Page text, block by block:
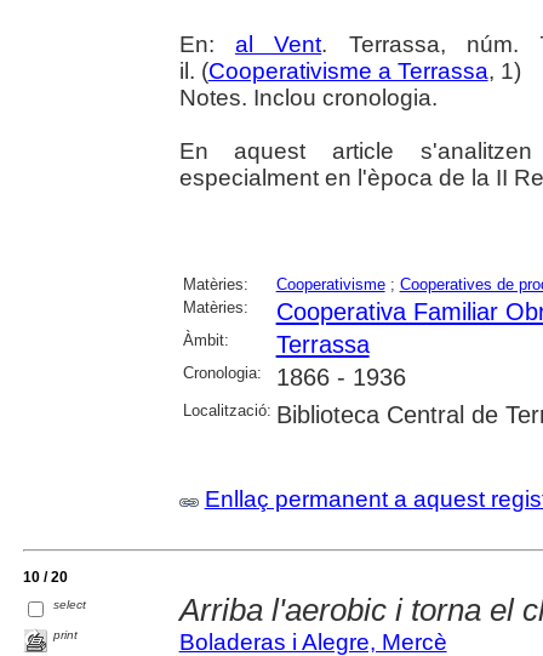
En: al Vent. Terrassa, núm.
il. (Cooperativisme a Terrassa, 1)
Notes. Inclou cronologia.
En aquest article
especialment en l'època de la II
Matèries: Cooperativisme; Cooperatives de
Matèries:
Cooperativa Familiar
Àmbit: Terrassa
Cronologia: 1866 - 1936
Localització: Biblioteca Central de
Enllaç permanent a aquest
10 / 20
select
print
Arriba l'aerobic i torna el
Boladeras i Alegre, Mercè